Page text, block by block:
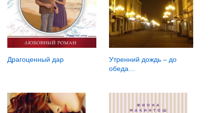
Драгоценный дар
Утренний дождь – до
обеда…